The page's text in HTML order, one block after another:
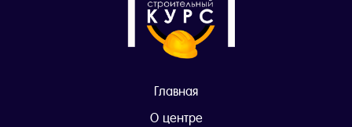
Главная
О центре